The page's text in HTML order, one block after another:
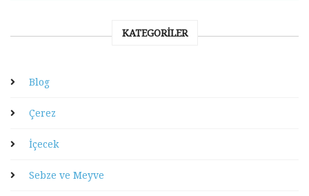
KATEGORILER
Blog
Çerez
İçecek
Sebze ve Meyve